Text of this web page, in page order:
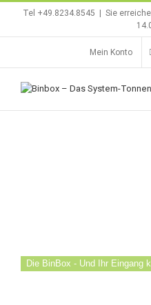
Tel +49.8234.8545
Sie
Mein Konto
Die BinBox - Und Ihr Eingang